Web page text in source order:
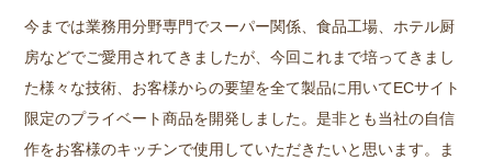
今までは業務用分野専門でスーパー関係、食品工場、ホテル厨
房などでご愛用されてきましたが、今回これまで培ってきまし
た様々な技術、お客様からの要望を全て製品に用いてECサイト
限定のプライベート商品を開発しました。是非とも当社の自信
作をお客様のキッチンで使用していただきたいと思います。ま